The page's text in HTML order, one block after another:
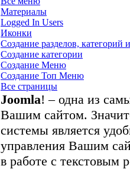
Материалы
Logged In Users
Иконки
Создание разделов, категорий
Создание категории
Создание Меню
Создание Топ Меню
Все страницы
Joomla! – одна из
Вашим сайтом.
системы является
управления Вашим
в работе с текстовым